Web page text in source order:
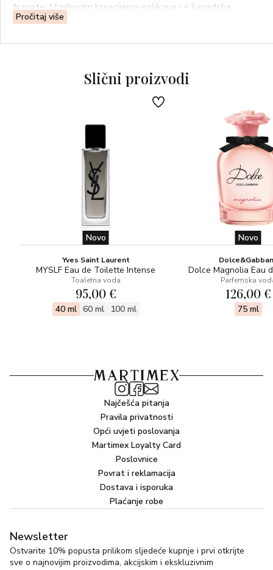
ih prate. U njihovim kreacijama oslikava se kanadska
opuštenost s talijanskom vještinom krojenja. Zajednička
KOMPOZICIJA: drvenasta
Citrusi, Ružičasti papar, Limun Primofiore (sicilijanski limun)
Cedar, Srebrna jela, Vetiver
Vulcanolide (molekula – mošusna, izrazito zemljana,
jantarnog karaktera posebno je moćna), biljni amber,
Pročitaj više
Slični proizvodi
Novo
Yves Saint Laurent
MYSLF Eau de Toilette Intense
Toaletna voda
95,00 €
40 ml 60 ml 100 ml
Novo
Dolce Magnolia Eau
Parfemska
126,00 €
75 ml
Najčešća pitanja
Pravila privatnosti
Opći uvjeti poslovanja
Martimex Loyalty Card
Poslovnice
Povrat i reklamacija
Dostava i isporuka
Plaćanje robe
Newsletter
Ostvarite 10% popusta prilikom sljedeće kupnje i prvi otkrijte
sve o najnovijim proizvodima, akcijskim i ekskluzivnim